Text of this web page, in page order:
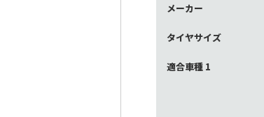
メーカー
タイヤサイズ
適合車種 1